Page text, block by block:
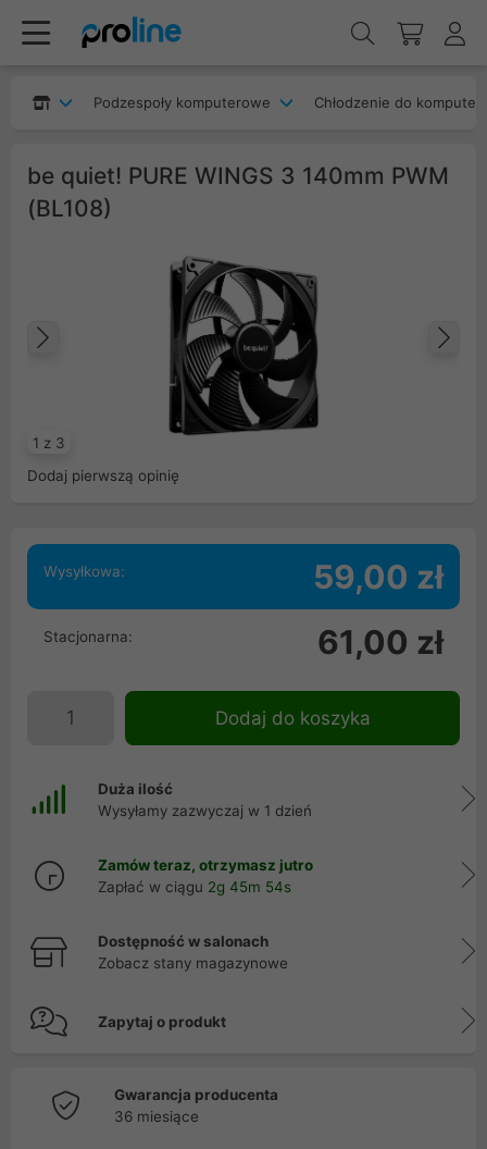
Podzespoły komputerowe Chłodzenie do
be quiet! PURE WINGS 3 140mm PWM
(BL108)
1 z 3
Poprzedni
Dodaj pierwszą opinię
Wysyłkowa: 59,00 zł
Stacjonarna: 61,00 zł
Dodaj do koszyka
Duża ilość
Wysyłamy zazwyczaj w 1 dzień
Zamów teraz, otrzymasz jutro
Zapłać w ciągu 2g 45m 54s
Dostępność w salonach
Zobacz stany magazynowe
Zapytaj o produkt
Gwarancja producenta
36 miesiące